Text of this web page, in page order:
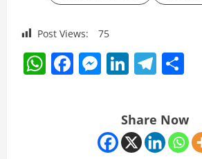
Post Views: 75
WhatsApp
Facebook
Messenger
Share Now